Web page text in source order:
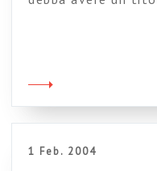
sonno e mi ritrovo
platea (3 […]
1 Feb. 2004